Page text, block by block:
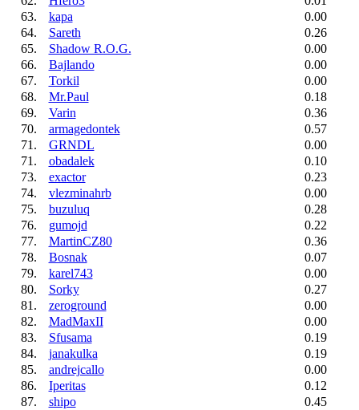
63.
kapa
0.00
64.
Sareth
0.26
65.
Shadow R.O.G.
0.00
66.
Bajlando
0.00
67.
Torkil
0.00
68.
Mr.Paul
0.18
69.
Varin
0.36
70.
armagedontek
0.57
71.
GRNDL
0.00
71.
obadalek
0.10
73.
exactor
0.23
74.
vlezminahrb
0.00
75.
buzuluq
0.28
76.
gumojd
0.22
77.
MartinCZ80
0.36
78.
Bosnak
0.07
79.
karel743
0.00
80.
Sorky
0.27
81.
zeroground
0.00
82.
MadMaxII
0.00
83.
Sfusama
0.19
84.
janakulka
0.19
85.
andrejcallo
0.00
86.
Iperitas
0.12
87.
shipo
0.45